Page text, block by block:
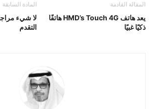
المادة السابقة
التقدم
المقالة القادمة
يعد هاتف HMD’s Touch 4G هاتفًا
ذكيًا غبيًا